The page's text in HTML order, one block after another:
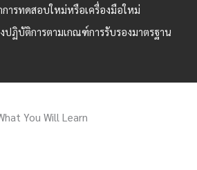
การทดสอบใหม่หรือเครื่องมือใหม่
ปฏิบัติการตามเกณฑ์การรับรองมาตรฐาน
You Will Learn